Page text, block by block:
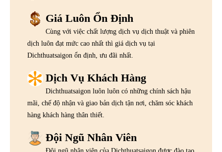
Giá Luôn Ổn Định
Cùng với việc chất lượng dịch vụ dịch thuật và phiên
dịch luôn đạt mức cao nhất thì giá dịch vụ tại
Dichthuatsaigon ổn định, ưu đãi nhất.
Dịch Vụ Khách Hàng
Dichthuatsaigon luôn luôn có những chính sách hậu
mãi, chế độ nhận và giao bản dịch tận nơi, chăm sóc khách
hàng khách hàng thân thiết.
Đội Ngũ Nhân Viên